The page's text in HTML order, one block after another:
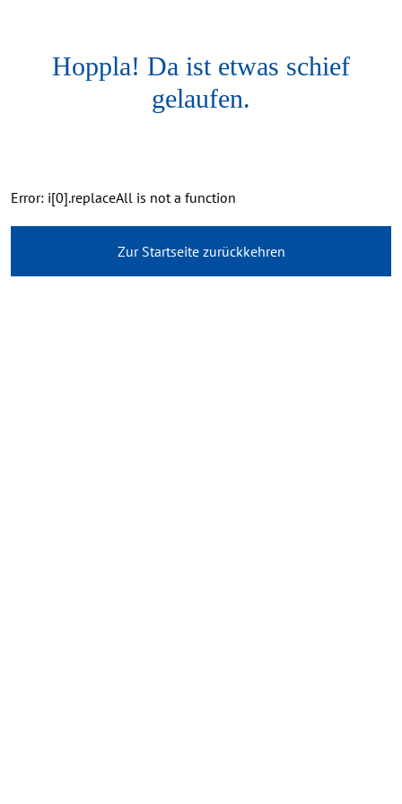
Hoppla! Da ist etwas schief
gelaufen.
Error: i[0].replaceAll is not a function
Zur Startseite zurückkehren